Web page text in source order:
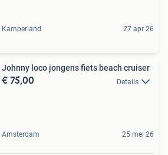
Kamperland 27 apr 26
Johnny loco jongens fiets beach cruiser
€ 75,00 Details
Amsterdam 25 mei 26